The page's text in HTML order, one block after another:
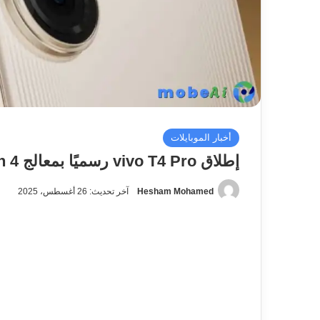
أخبار الموبايلات
إطلاق vivo T4 Pro رسميًا بمعالج Snapdragon 7 Gen 4
Hesham Mohamed آخر تحديث: 26 أغسطس، 2025